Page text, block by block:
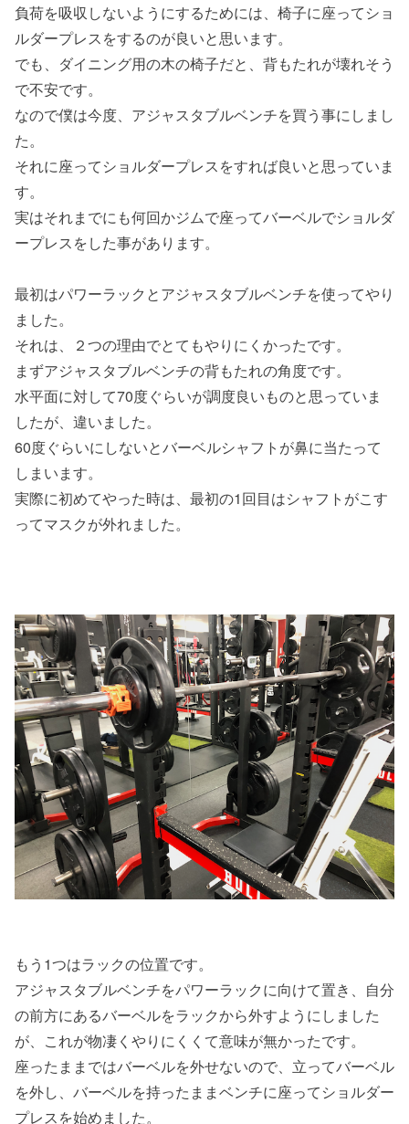
負荷を吸収しないようにするためには、椅子に座ってショ
ルダープレスをするのが良いと思います。
でも、ダイニング用の木の椅子だと、背もたれが壊れそう
で不安です。
なので僕は今度、アジャスタブルベンチを買う事にしまし
た。
それに座ってショルダープレスをすれば良いと思っていま
す。
実はそれまでにも何回かジムで座ってバーベルでショルダ
ープレスをした事があります。
最初はパワーラックとアジャスタブルベンチを使ってやり
ました。
それは、２つの理由でとてもやりにくかったです。
まずアジャスタブルベンチの背もたれの角度です。
水平面に対して70度ぐらいが調度良いものと思っていま
したが、違いました。
60度ぐらいにしないとバーベルシャフトが鼻に当たって
しまいます。
実際に初めてやった時は、最初の1回目はシャフトがこす
ってマスクが外れました。
もう1つはラックの位置です。
アジャスタブルベンチをパワーラックに向けて置き、自分
の前方にあるバーベルをラックから外すようにしました
が、これが物凄くやりにくくて意味が無かったです。
座ったままではバーベルを外せないので、立ってバーベル
を外し、バーベルを持ったままベンチに座ってショルダー
プレスを始めました。